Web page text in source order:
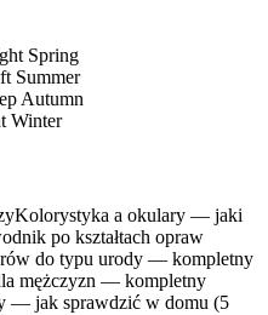
Spring
Summer
Autumn
Winter
Kolorystyka a okulary — jaki
po kształtach opraw
do typu urody — kompletny
mężczyzn — kompletny
— jak sprawdzić w domu (5